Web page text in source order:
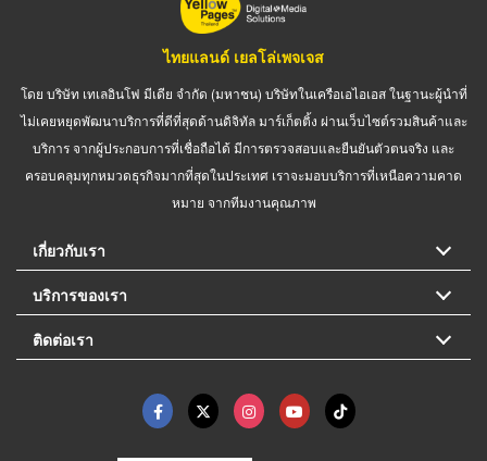
ไทยแลนด์ เยลโล่เพจเจส
โดย บริษัท เทเลอินโฟ มีเดีย จำกัด (มหาชน) บริษัทในเครือเอไอเอส ในฐานะผู้นำที่
ไม่เคยหยุดพัฒนาบริการที่ดีที่สุดด้านดิจิทัล มาร์เก็ตติ้ง ผ่านเว็บไซต์รวมสินค้าและ
บริการ จากผู้ประกอบการที่เชื่อถือได้ มีการตรวจสอบและยืนยันตัวตนจริง และ
ครอบคลุมทุกหมวดธุรกิจมากที่สุดในประเทศ เราจะมอบบริการที่เหนือความคาด
หมาย จากทีมงานคุณภาพ
เกี่ยวกับเรา
บริการของเรา
ติดต่อเรา